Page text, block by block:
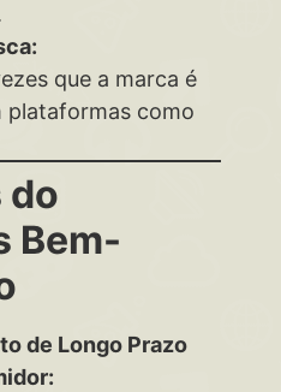
que a marca é
plataformas como
do
Bem-
de Longo Prazo